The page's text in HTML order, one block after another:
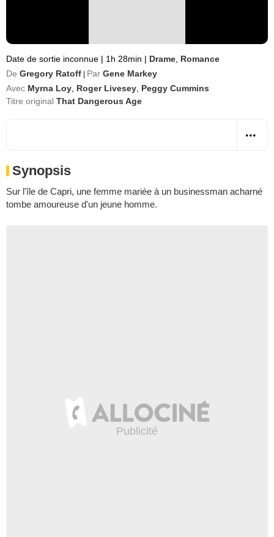
Date de sortie inconnue | 1h 28min | Drame Romance
De Gregory Ratoff Par Gene Markey
Avec Myrna Loy Roger Livesey Peggy Cummins
Titre original That Dangerous Age
Synopsis
Sur l'île de Capri, une femme mariée à un businessman acharné
tombe amoureuse d'un jeune homme.